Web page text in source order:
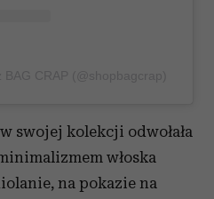
swojej kolekcji odwołała
włoska
na pokazie na